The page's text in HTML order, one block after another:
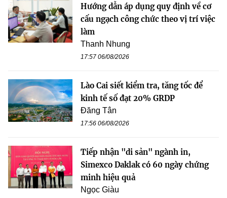
Hướng dẫn áp dụng quy định về cơ
cấu ngạch công chức theo vị trí việc
làm
Thanh Nhung
17:57 06/08/2026
Lào Cai siết kiểm tra, tăng tốc để
kinh tế số đạt 20% GRDP
Đăng Tân
17:56 06/08/2026
Tiếp nhận "di sản" ngành in,
Simexco Daklak có 60 ngày chứng
minh hiệu quả
Ngọc Giàu